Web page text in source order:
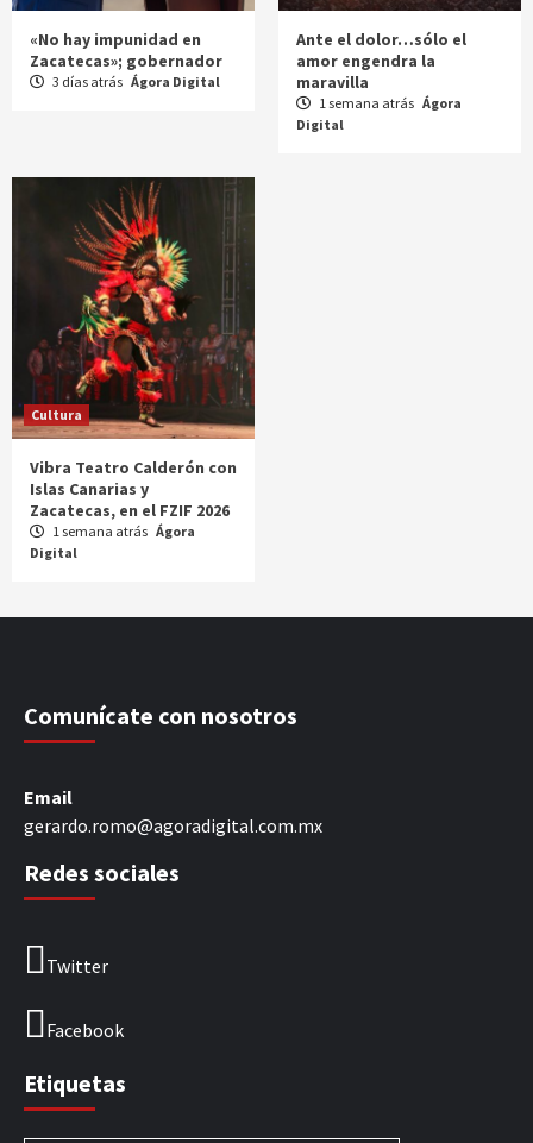
«No hay impunidad en
Zacatecas»; gobernador
3 días atrás Ágora Digital
Ante el dolor…sólo el
amor engendra la
maravilla
1 semana atrás Ágora
Digital
Cultura
Vibra Teatro Calderón con
Islas Canarias y
Zacatecas, en el FZIF 2026
1 semana atrás Ágora
Digital
Comunícate con nosotros
Email
gerardo.romo@agoradigital.com.mx
Redes sociales
Twitter
Facebook
Etiquetas